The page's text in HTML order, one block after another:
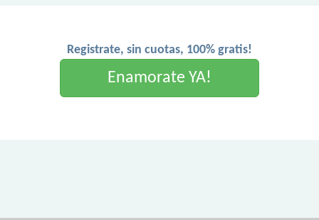
Registrate, sin cuotas, 100% gratis!
Enamorate YA!